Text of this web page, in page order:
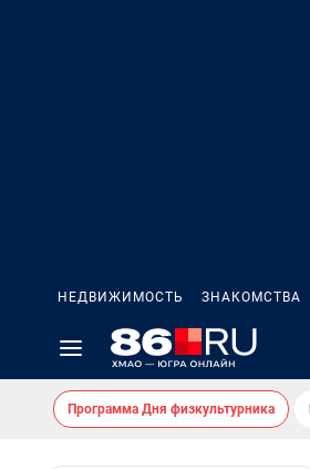
НЕДВИЖИМОСТЬ ЗНАКОМСТВА
Программа Дня физкультурника